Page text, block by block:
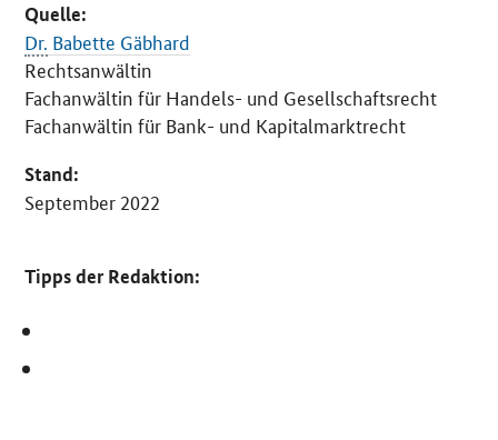
Quelle:
Dr. Babette Gäbhard
Rechtsanwältin
Fachanwältin für Handels- und Gesellschaftsrecht
Fachanwältin für Bank- und Kapitalmarktrecht
Stand:
September 2022
Tipps der Redaktion: